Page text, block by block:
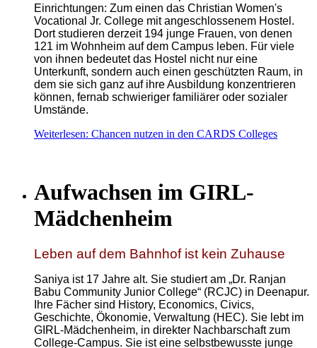
Einrichtungen: Zum einen das Christian Women's
Vocational Jr. College mit angeschlossenem Hostel.
Dort studieren derzeit 194 junge Frauen, von denen
121 im Wohnheim auf dem Campus leben. Für viele
von ihnen bedeutet das Hostel nicht nur eine
Unterkunft, sondern auch einen geschützten Raum, in
dem sie sich ganz auf ihre Ausbildung konzentrieren
können, fernab schwieriger familiärer oder sozialer
Umstände.
Weiterlesen: Chancen nutzen in den CARDS Colleges
Aufwachsen im GIRL-
Mädchenheim
Leben auf dem Bahnhof ist kein Zuhause
Saniya ist 17 Jahre alt. Sie studiert am „Dr. Ranjan
Babu Community Junior College“ (RCJC) in Deenapur.
Ihre Fächer sind History, Economics, Civics,
Geschichte, Ökonomie, Verwaltung (HEC). Sie lebt im
GIRL-Mädchenheim, in direkter Nachbarschaft zum
College-Campus. Sie ist eine selbstbewusste junge